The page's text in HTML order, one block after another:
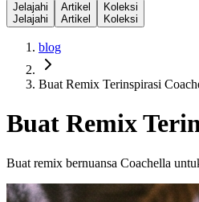
Jelajahi
Jelajahi
Artikel
Artikel
Koleksi
Koleksi
blog
Buat Remix Terinspirasi
Buat Remix
Buat remix bernuansa Coachella